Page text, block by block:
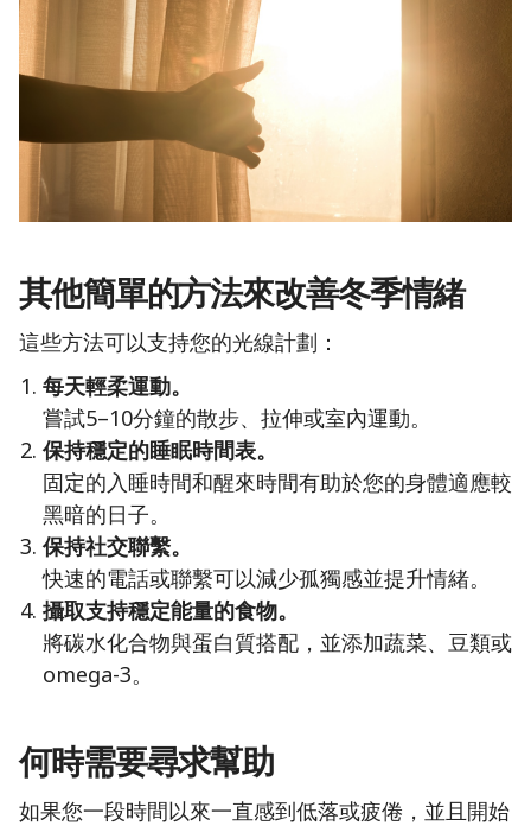
其他簡單的方法來改善冬季情緒
這些方法可以支持您的光線計劃：
每天輕柔運動。
嘗試5–10分鐘的散步、拉伸或室內運動。
保持穩定的睡眠時間表。
固定的入睡時間和醒來時間有助於您的身體適應較
黑暗的日子。
保持社交聯繫。
快速的電話或聯繫可以減少孤獨感並提升情緒。
攝取支持穩定能量的食物。
將碳水化合物與蛋白質搭配，並添加蔬菜、豆類或
omega-3。
何時需要尋求幫助
如果您一段時間以來一直感到低落或疲倦，並且開始